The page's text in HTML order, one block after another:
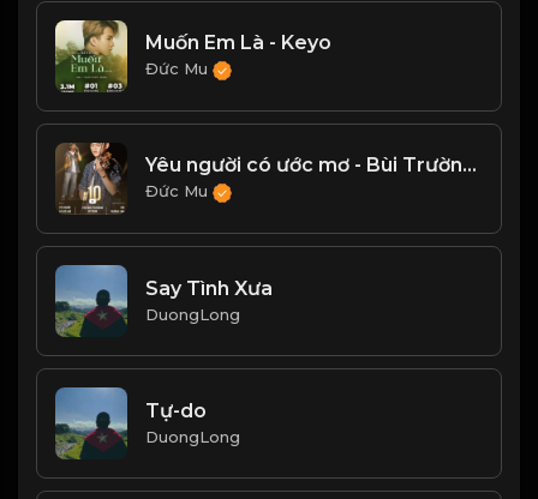
Muốn Em Là - Keyo
Đức Mu
Yêu người có ước mơ - Bùi Trường Linh
Đức Mu
Say Tình Xưa
DuongLong
Tự-do
DuongLong